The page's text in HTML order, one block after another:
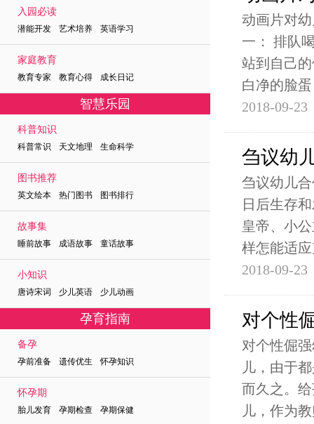
入园必读
潜能开发 艺术培养 英语学习
家庭教育
教育专家 教育心得 成长日记
智慧乐园
科普知识
科普常识 天文地理 生命科学
图书推荐
英文绘本 热门图书 图书排行
故事集
睡前故事 成语故事 童话故事
小知识
唐诗宋词 少儿英语 少儿动画
孕育指南
备孕
孕前准备 遗传优生 怀孕知识
怀孕期
胎儿发育 孕期检查 孕期保健
动画片对
一： 排队
站到自己
白净的脸蛋
2018-09-23
刍议幼
刍议幼儿
日后生存
皇帝、小
样怎能适
2018-09-23
对个性
对个性倔
儿，由于
而久之。
儿，作为